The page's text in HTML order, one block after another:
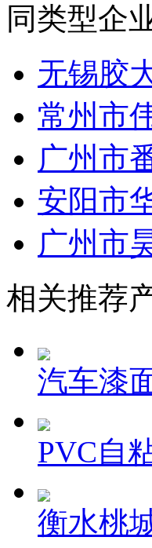
同类型企
无锡胶
常州市
广州市
安阳市
广州市
相关推荐
汽车漆
PVC自
衡水桃